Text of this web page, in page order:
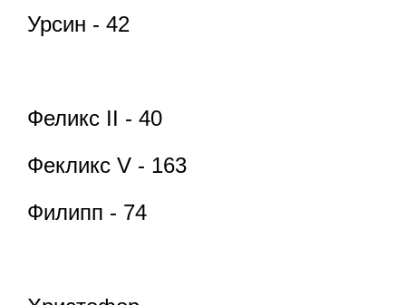
Урсин - 42
Феликс II - 40
Фекликс V - 163
Филипп - 74